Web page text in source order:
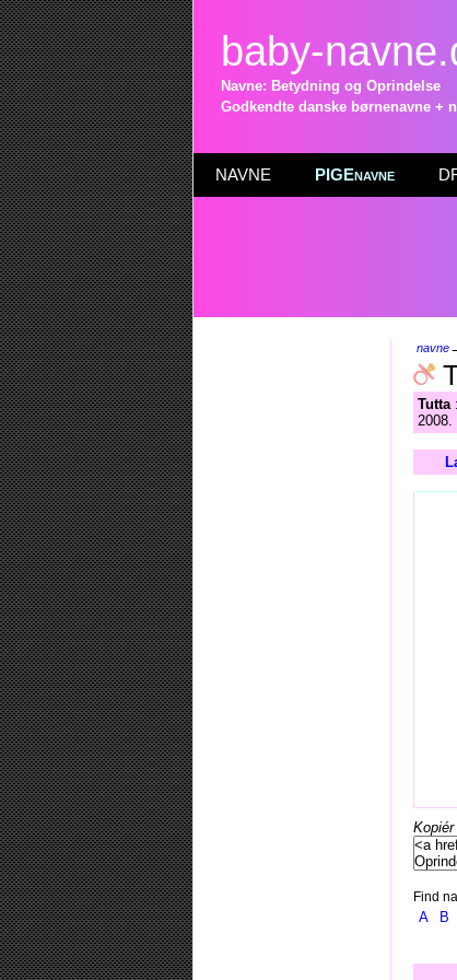
baby-
Navne: Betydning og Oprindelse
Godkendte danske børnenavne
NAVNE PIGEnavne
navne
Tutta:
2008.
Find
A B